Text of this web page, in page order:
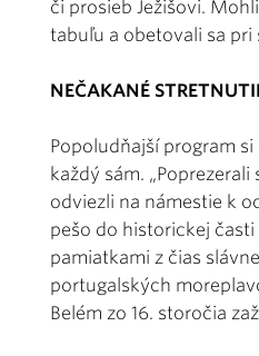
či prosieb Ježišovi.
tabuľu a obetovali sa pri
NEČAKANÉ
Popoludňajší program
každý sám. „Poprezerali
odviezli na námestie k
pešo do historickej časti
pamiatkami z čias
portugalských
Belém zo 16. storočia